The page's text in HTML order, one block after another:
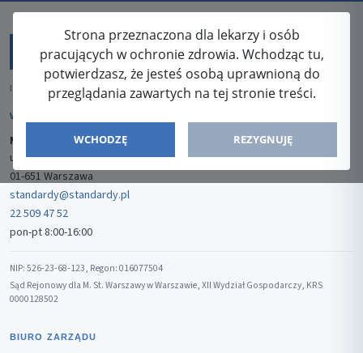
Strona przeznaczona dla lekarzy i osób
pracujących w ochronie zdrowia. Wchodząc tu,
potwierdzasz, że jesteś osobą uprawnioną do
przeglądania zawartych na tej stronie treści.
WCHODZĘ REZYGNUJĘ
ISSN: 2080-5438
WYDAWCA
Media-Press Sp. z o.o.
ul. Gwiaździsta 7B/8
01-651 Warszawa
standardy@standardy.pl
22 509 47 52
pon-pt 8:00-16:00
NIP: 526-23-68-123, Regon: 016077504
Sąd Rejonowy dla M. St. Warszawy w Warszawie, XII Wydział Gospodarczy, KRS
0000128502
BIURO ZARZĄDU